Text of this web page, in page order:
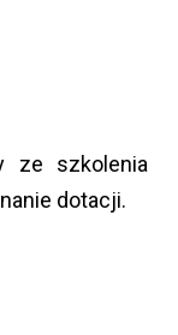
ze szkolenia
dotacji.